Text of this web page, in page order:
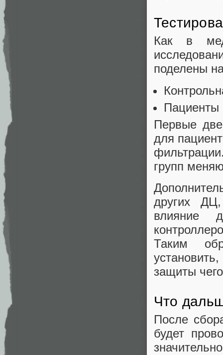
Как в
поделены
Пациенты
Первые
для
групп
других
влияние
Таким
защиты
Что
После
будет